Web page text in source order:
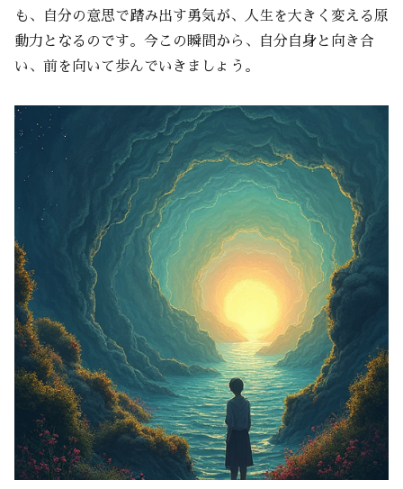
も、自分の意思で踏み出す勇気が、人生を大きく変える原
動力となるのです。今この瞬間から、自分自身と向き合
い、前を向いて歩んでいきましょう。